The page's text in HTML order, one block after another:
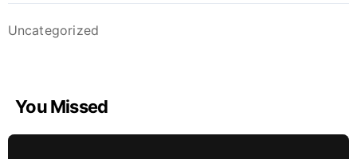
Uncategorized
You Missed